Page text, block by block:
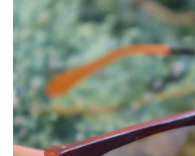
Pluusid
Jakid
Kudumid